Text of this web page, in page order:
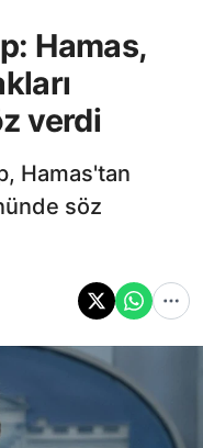
Hamas,
verdi
Hamas'tan
söz